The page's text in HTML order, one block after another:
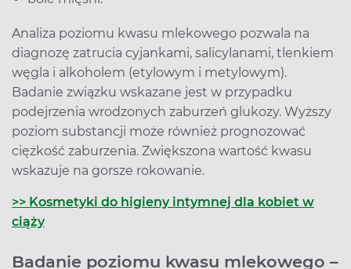
Analiza poziomu kwasu mlekowego pozwala na
diagnozę zatrucia cyjankami, salicylanami, tlenkiem
węgla i alkoholem (etylowym i metylowym).
Badanie związku wskazane jest w przypadku
podejrzenia wrodzonych zaburzeń glukozy. Wyższy
poziom substancji może również prognozować
ciężkość zaburzenia. Zwiększona wartość kwasu
wskazuje na gorsze rokowanie.
>> Kosmetyki do higieny intymnej dla kobiet w
ciąży
Badanie poziomu kwasu mlekowego –